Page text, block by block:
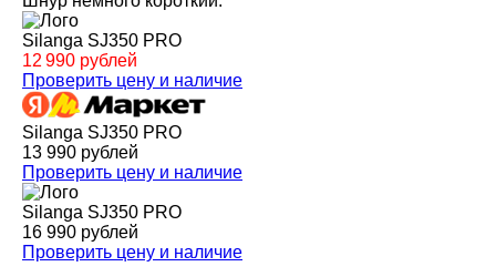
Silanga SJ350 PRO
12 990 рублей
Проверить цену и наличие
Silanga SJ350 PRO
13 990 рублей
Проверить цену и наличие
Silanga SJ350 PRO
16 990 рублей
Проверить цену и наличие